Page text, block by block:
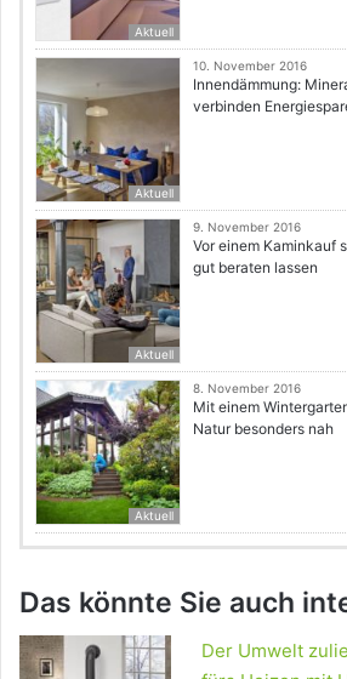
Aktuell
Aktuell
10. November 2016
Innendämmung:
verbinden
Aktuell
9. November 2016
Vor einem Kaminkauf
gut beraten lassen
Aktuell
8. November 2016
Mit einem
Natur besonders nah
Das könnte Sie auch
Der Umwelt